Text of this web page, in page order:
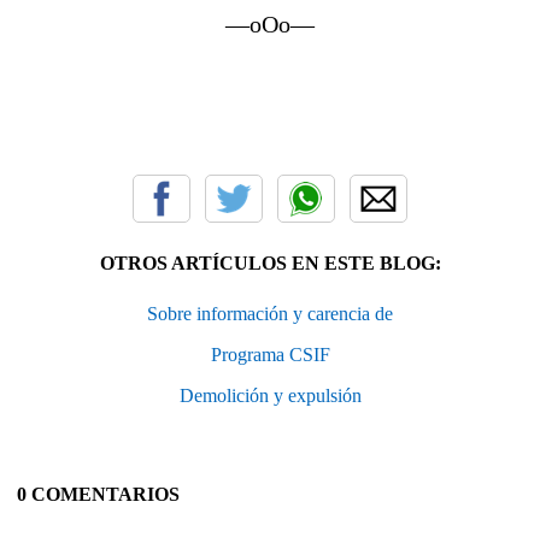
—oOo—
OTROS ARTÍCULOS EN ESTE BLOG:
Sobre información y carencia de
Programa CSIF
Demolición y expulsión
0 COMENTARIOS